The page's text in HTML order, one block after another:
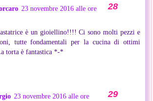
23 novembre 2016 alle ore
è un gioiellino!!!! Ci sono molti pezzi e
tutte fondamentali per la cucina di ottimi
torta è fantastica *-*
23 novembre 2016 alle ore